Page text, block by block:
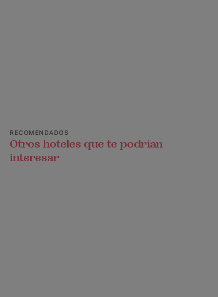
RECOMENDADOS
Otros hoteles que te podrían
interesar